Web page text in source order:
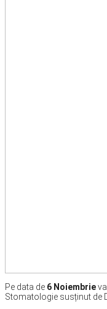
Pe data de 6 Noiembrie
Stomatologie susținut de